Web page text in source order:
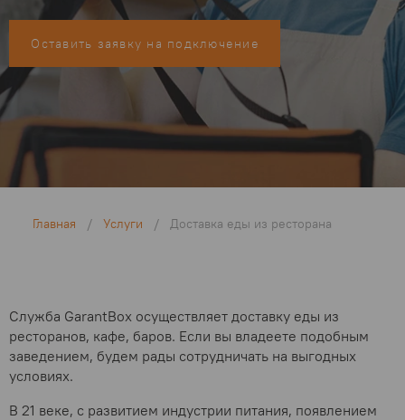
Оставить заявку на подключение
Главная / Услуги / Доставка еды из ресторана
Служба GarantBox осуществляет доставку еды из
ресторанов, кафе, баров. Если вы владеете подобным
заведением, будем рады сотрудничать на выгодных
условиях.
В 21 веке, с развитием индустрии питания, появлением